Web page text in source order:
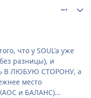
что у SOUL'a уже
разницы), и
В ЛЮБУЮ СТОРОНУ, а
место
ХАОС и БАЛАНС)...